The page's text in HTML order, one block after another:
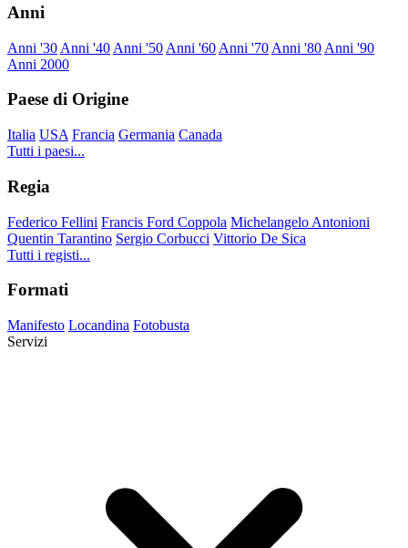
Anni
Anni '30 Anni '40 Anni '50 Anni '60 Anni '70 Anni '80 Anni '90
Anni 2000
Paese di Origine
Italia USA Francia Germania Canada
Tutti i paesi...
Regia
Federico Fellini Francis Ford Coppola Michelangelo Antonioni
Quentin Tarantino Sergio Corbucci Vittorio De Sica
Tutti i registi...
Formati
Manifesto Locandina Fotobusta
Servizi